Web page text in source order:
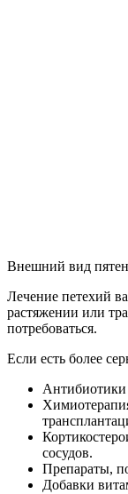
Внешний вид пятен
Лечение петехий
растяжении или
потребоваться.
Если есть более
Антибиотики
сосудов.
Препараты,
Добавки